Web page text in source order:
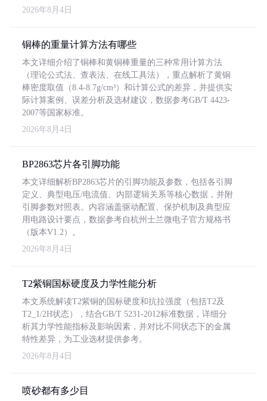
2026年8月4日
铜棒的重量计算方法有哪些
本文详细介绍了铜棒和黄铜棒重量的三种常用计算方法
（理论公式法、查表法、在线工具法），重点解析了黄铜
棒密度取值（8.4-8.7g/cm³）和计算公式的差异，并提供实
际计算案例、误差分析及选材建议，数据参考GB/T 4423-
2007等国家标准。
2026年8月4日
BP2863芯片各引脚功能
本文详细解析BP2863芯片的引脚功能及参数，包括各引脚
定义、典型电压/电流值、内部逻辑关系等核心数据，并附
引脚参数对照表。内容涵盖驱动配置、保护机制及典型应
用电路设计要点，数据参考自杭州士兰微电子官方规格书
（版本V1.2）。
2026年8月4日
T2紫铜国标硬度及力学性能分析
本文系统解读T2紫铜的国标硬度和抗拉强度（包括T2及
T2_1/2H状态），结合GB/T 5231-2012标准数据，详细分
析其力学性能指标及影响因素，并对比不同状态下的金属
特性差异，为工业选材提供参考。
2026年8月4日
喷砂都有多少目